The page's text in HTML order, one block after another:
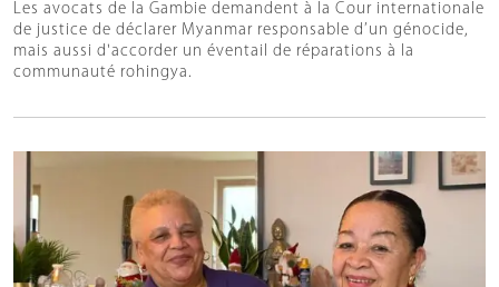
Les avocats de la Gambie demandent à la Cour internationale
de justice de déclarer Myanmar responsable d’un génocide,
mais aussi d'accorder un éventail de réparations à la
communauté rohingya.